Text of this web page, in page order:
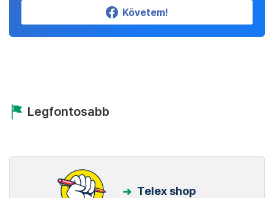
Követem!
Legfontosabb
Telex shop